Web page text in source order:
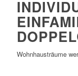
Wohnhausträume